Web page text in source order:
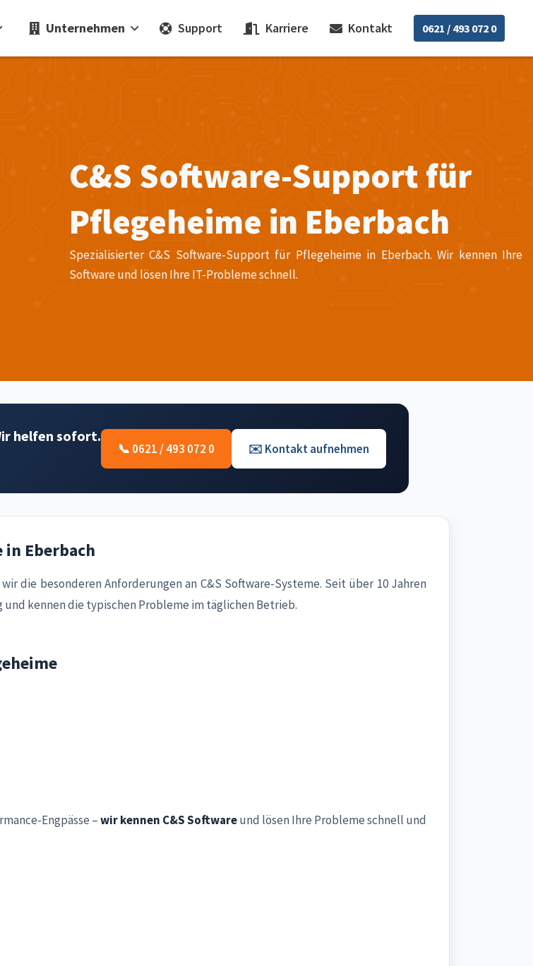
Unternehmen Support Karriere Kontakt 0621 / 493 072 0
C&S Software-Support für
Pflegeheime in Eberbach
Spezialisierter C&S Software-Support für Pflegeheime in Eberbach. Wir kennen Ihre
Software und lösen Ihre IT-Probleme schnell.
helfen sofort.
📞 0621 / 493 072 0 ✉️ Kontakt aufnehmen
Eberbach
die besonderen Anforderungen an C&S Software-Systeme. Seit über 10 Jahren
kennen die typischen Probleme im täglichen Betrieb.
Engpässe –wir kennen C&S Softwareund lösen Ihre Probleme schnell und